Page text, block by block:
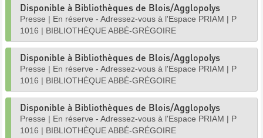
Disponible à Bibliothèques de Blois/Agglopolys
Presse | En réserve - Adressez-vous à l'Espace PRIAM | P
1016 | BIBLIOTHÈQUE ABBÉ-GRÉGOIRE
Disponible à Bibliothèques de Blois/Agglopolys
Presse | En réserve - Adressez-vous à l'Espace PRIAM | P
1016 | BIBLIOTHÈQUE ABBÉ-GRÉGOIRE
Disponible à Bibliothèques de Blois/Agglopolys
Presse | En réserve - Adressez-vous à l'Espace PRIAM | P
1016 | BIBLIOTHÈQUE ABBÉ-GRÉGOIRE